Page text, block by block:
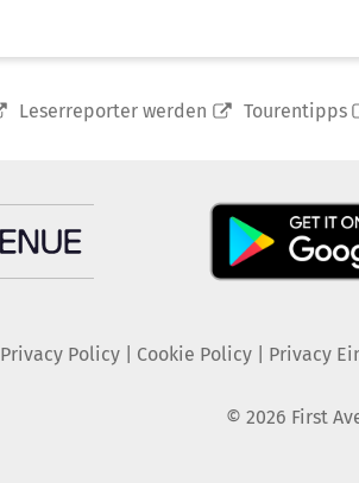
Leserreporter werden Tourentipps
Privacy Policy| Cookie Policy| Privacy
© 2026 First